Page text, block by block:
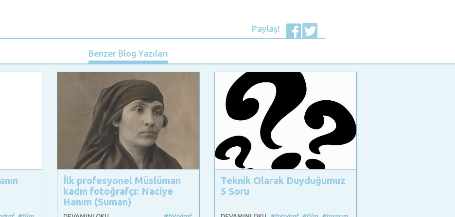
Paylaş!
Benzer Blog Yazıları
İlk profesyonel Müslüman
kadın fotoğrafçı: Naciye
Hanım (Suman)
Teknik Olarak Duyduğumuz
5 Soru